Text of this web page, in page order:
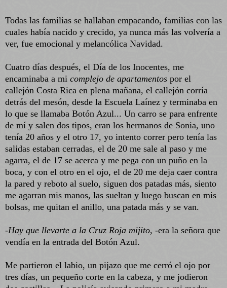
Todas las familias se hallaban empacando, familias con las
cuales había nacido y crecido, ya nunca más las volvería a
ver, fue emocional y melancólica Navidad.
Cuatro días después, el Día de los Inocentes, me
encaminaba a mi complejo de apartamentos por el
callejón Costa Rica en plena mañana, el callejón corría
detrás del mesón, desde la Escuela Laínez y terminaba en
lo que se llamaba Botón Azul... Un carro se para enfrente
de mí y salen dos tipos, eran los hermanos de Sonia, uno
tenía 20 años y el otro 17, yo intento correr pero tenía las
salidas estaban cerradas, el de 20 me sale al paso y me
agarra, el de 17 se acerca y me pega con un puño en la
boca, y con el otro en el ojo, el de 20 me deja caer contra
la pared y reboto al suelo, siguen dos patadas más, siento
me agarran mis manos, las sueltan y luego buscan en mis
bolsas, me quitan el anillo, una patada más y se van.
-Hay que llevarte a la Cruz Roja mijito, -era la señora que
vendía en la entrada del Botón Azul.
Me partieron el labio, un pijazo que me cerró el ojo por
tres días, un pequeño corte en la cabeza, y me jodieron